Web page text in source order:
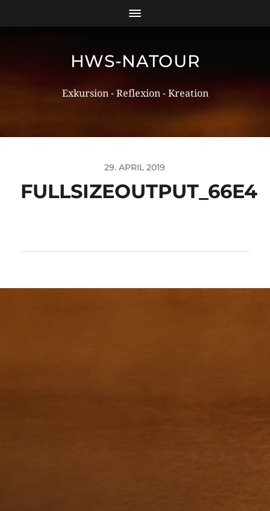
HWS-NATOUR
Exkursion - Reflexion - Kreation
29. APRIL 2019
FULLSIZEOUTPUT_66E4